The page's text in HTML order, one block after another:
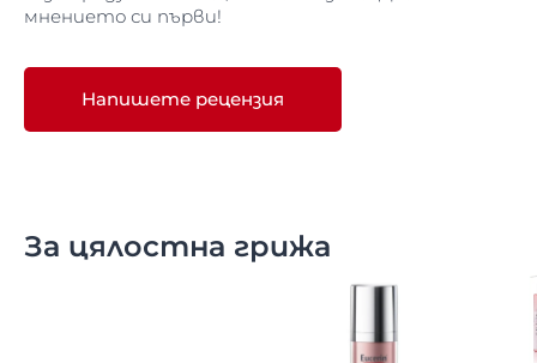
мнението си първи!
Напишете рецензия
За цялостна грижа